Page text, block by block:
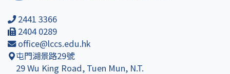
2441 3366
2404 0289
office@lccs.edu.hk
屯門湖景路29號
29 Wu King Road, Tuen Mun, N.T.